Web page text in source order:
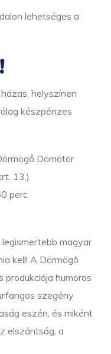
lehetséges a
helyszínen
készpénzes
Dömötör
13.)
perc
magyar
kell! A Dörmögő
humoros
szegény
eszén, és miként
elszántság, a